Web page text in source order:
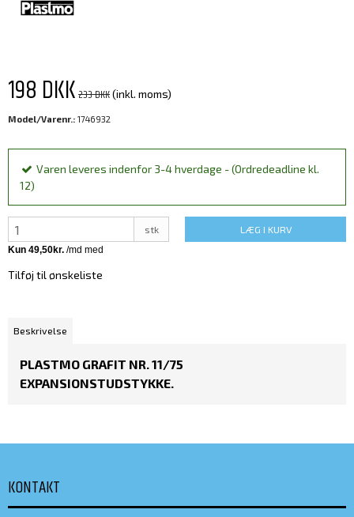
198 DKK233 DKK(inkl. moms)
Model/Varenr.: 1746932
Varen leveres indenfor 3-4 hverdage - (Ordredeadline kl.
12)
stk LÆG I KURV
Tilføj til ønskeliste
Beskrivelse
PLASTMO GRAFIT NR. 11/75
EXPANSIONSTUDSTYKKE.
KONTAKT